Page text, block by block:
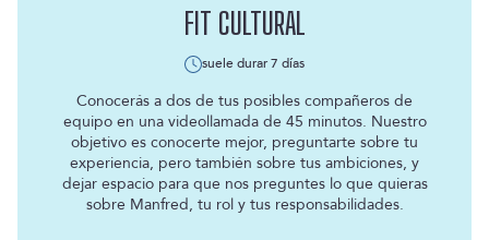
FIT CULTURAL
suele durar7 días
Conocerás a dos de tus posibles compañeros de
equipo en una videollamada de 45 minutos. Nuestro
objetivo es conocerte mejor, preguntarte sobre tu
experiencia, pero también sobre tus ambiciones, y
dejar espacio para que nos preguntes lo que quieras
sobre Manfred, tu rol y tus responsabilidades.